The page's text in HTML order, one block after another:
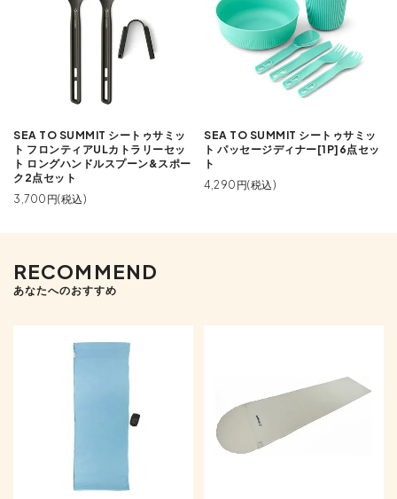
SEA TO SUMMIT シートゥサミッ
ト フロンティアULカトラリーセッ
ト ロングハンドルスプーン&スポー
ク2点セット
3,700円(税込)
SEA TO SUMMIT シートゥサミッ
ト パッセージディナー[1P]6点セッ
ト
4,290円(税込)
RECOMMEND
あなたへのおすすめ